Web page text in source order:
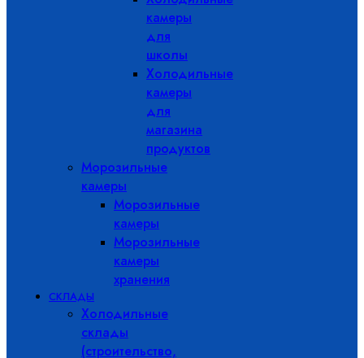
камеры
для
школы
Холодильные
камеры
для
магазина
продуктов
Морозильные
камеры
Морозильные
камеры
Морозильные
камеры
хранения
СКЛАДЫ
Холодильные
склады
(строительство,